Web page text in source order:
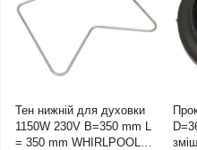
Тен нижній для духовки
1150W 230V B=350 mm L
= 350 mm WHIRLPOOL